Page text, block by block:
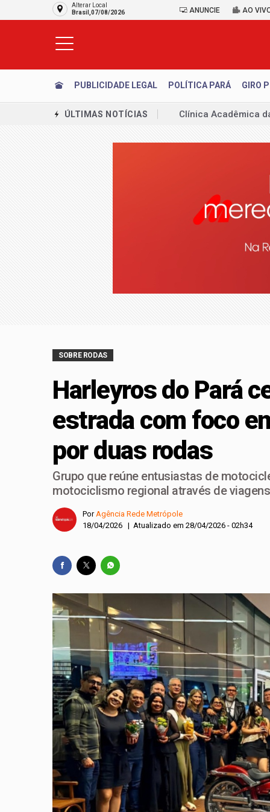
Alterar Local
Brasil,07/08/2026
ANUNCIE AO
PUBLICIDADE LEGAL POLÍTICA PARÁ GIRO
ÚLTIMAS NOTÍCIAS
AVISO LEGAL:
União Brasil
País ganha o
Volta às aulas
SOBRE RODAS
Harleyros do Pará
estrada com foco
por duas rodas
Grupo que reúne entusiastas de
motociclismo regional através de
PorAgência Rede Metrópole
18/04/2026 | Atualizado em 28/04/2026 - 02h34